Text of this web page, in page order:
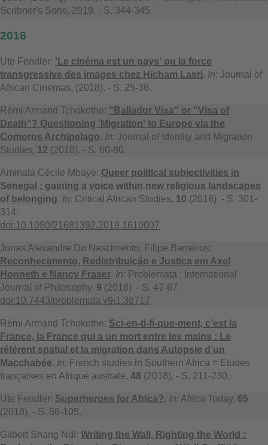
Scribner's Sons, 2019. - S. 344-345
2018
Ute Fendler: 'Le cinéma est un pays' ou la force
transgressive des images chez Hicham Lasri. In: Journal of
African Cinemas, (2018). - S. 25-36.
Rémi Armand Tchokothe: "Balladur Visa" or "Visa of
Death"? Questioning 'Migration' to Europe via the
Comoros Archipelago. In: Journal of Identity and Migration
Studies, 12 (2018). - S. 60-80.
Aminata Cécile Mbaye: Queer political subjectivities in
Senegal : gaining a voice within new religious landscapes
of belonging. In: Critical African Studies, 10 (2018). - S. 301-
314.
doi:10.1080/21681392.2019.1610007
Jonas Alexandre Do Nascimento, Filipe Barreiros:
Reconhecimento, Redistribuição e Justiça em Axel
Honneth e Nancy Fraser. In: Problemata : International
Journal of Philosophy, 9 (2018). - S. 47-67.
doi:10.7443/problemata.v9i1.38717
Rémi Armand Tchokothe: Sci-en-ti-fi-que-ment, c’est la
France, la France qui a un mort entre les mains : Le
référent spatial et la migration dans Autopsie d’un
Macchabée. In: French studies in Southern Africa = Etudes
françaises en Afrique australe, 48 (2018). - S. 211-230.
Ute Fendler: Superheroes for Africa?. In: Africa Today, 65
(2018). - S. 86-105.
Gilbert Shang Ndi: Writing the Wall, Righting the World :